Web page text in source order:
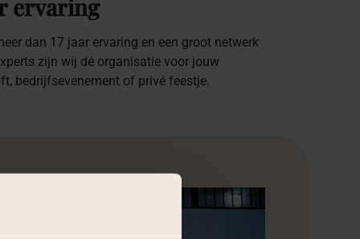
ervaring
dan 17 jaar ervaring en een groot netwerk
zijn wij dé organisatie voor jouw
bedrijfsevenement of privé feestje.